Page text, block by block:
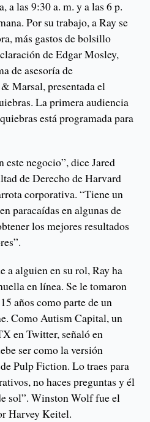
a las 9:30 a. m. y a las 6 p.
Por su trabajo, a Ray se
más gastos de bolsillo
de Edgar Mosley,
de asesoría de
Marsal, presentada el
La primera audiencia
está programada para
este negocio”, dice Jared
de Derecho de Harvard
corporativa. “Tiene un
paracaídas en algunas de
los mejores resultados
a alguien en su rol, Ray ha
en línea. Se le tomaron
años como parte de un
Como Autism Capital, un
en Twitter, señaló en
ser como la versión
Pulp Fiction. Lo traes para
no haces preguntas y él
sol”. Winston Wolf fue el
Harvey Keitel.